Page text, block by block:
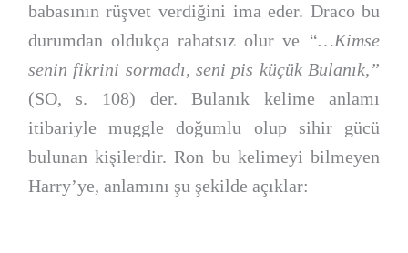
babasının rüşvet verdiğini ima eder. Draco bu
durumdan oldukça rahatsız olur ve “…Kimse
senin fikrini sormadı, seni pis küçük Bulanık,”
(SO, s. 108) der. Bulanık kelime anlamı
itibariyle muggle doğumlu olup sihir gücü
bulunan kişilerdir. Ron bu kelimeyi bilmeyen
Harry’ye, anlamını şu şekilde açıklar: